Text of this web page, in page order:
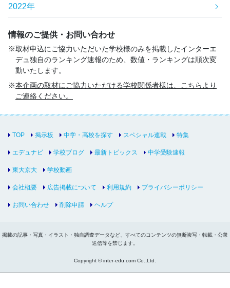
2022年
情報のご提供・お問い合わせ
取材申込にご協力いただいた学校様のみを掲載したインターエ
デュ独自のランキング速報のため、数値・ランキングは順次変
動いたします。
本企画の取材にご協力いただける学校関係者様は、こちらより
ご連絡ください。
TOP 掲示板 中学・高校を探す スペシャル連載 特集
エデュナビ 学校ブログ 最新トピックス 中学受験速報
東大京大 学校動画
会社概要 広告掲載について 利用規約 プライバシーポリシー
お問い合わせ 削除申請 ヘルプ
掲載の記事・写真・イラスト・独自調査データなど、すべてのコンテンツの無断複写・転載・公衆
送信等を禁じます。
Copyright © inter-edu.com Co.,Ltd.